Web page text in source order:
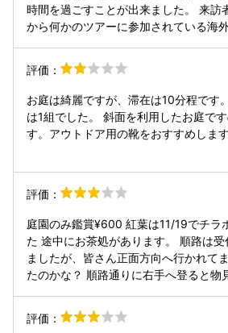
時間を過ごすことが出来ました。 来訪者も多くはなく、途中
から何かのツアーに参加されている海
頂きたいです。
評価：
お庭は綺麗ですが、滞在は10分程です
は1組でした。 斜面を利用したお庭で
す。アウトドア用の靴をおすすめします
評価：
庭園のみ鑑賞¥600 紅葉は11/19でチラ
た 途中にお茶処があります。 順路は
ましたが、皆さん正面方向へ行かれて
たのかな？ 順路通りに右手へ登ると物
つけました。 ホテル跡のトイレを利用
分だけでももう少し綺麗にしておけば
評価：